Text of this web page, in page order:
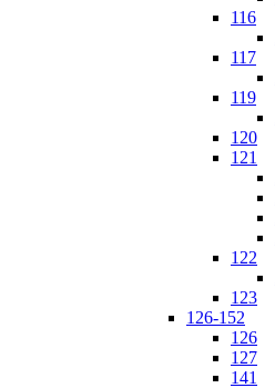
116
117
119
120
121
122
123
126-152
126
127
141